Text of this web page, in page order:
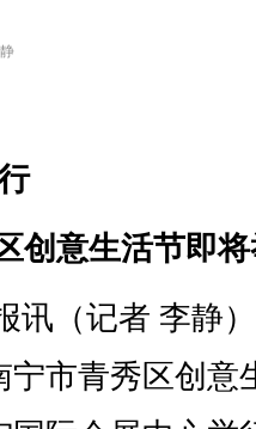
创意生活节即
（记者 李静
宁市青秀区创意